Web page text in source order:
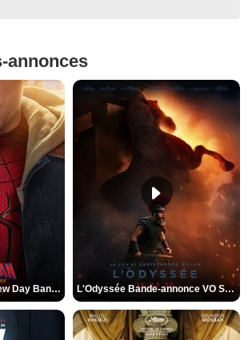
annonces
Spider-Man: Brand New Day Bande-annonce VO STFR L'Odyssée Bande-annonce VO STFR